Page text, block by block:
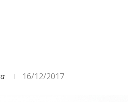
16/12/2017